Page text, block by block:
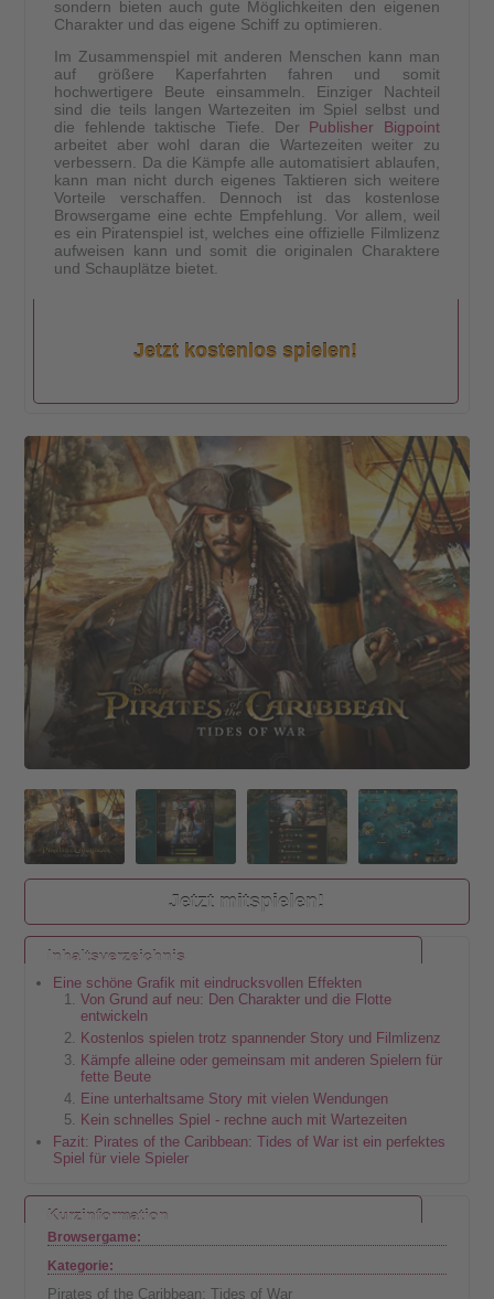
sondern bieten auch gute Möglichkeiten den eigenen
Charakter und das eigene Schiff zu optimieren.
Im Zusammenspiel mit anderen Menschen kann man
auf größere Kaperfahrten fahren und somit
hochwertigere Beute einsammeln. Einziger Nachteil
sind die teils langen Wartezeiten im Spiel selbst und
die fehlende taktische Tiefe. Der Publisher Bigpoint
arbeitet aber wohl daran die Wartezeiten weiter zu
verbessern. Da die Kämpfe alle automatisiert ablaufen,
kann man nicht durch eigenes Taktieren sich weitere
Vorteile verschaffen. Dennoch ist das kostenlose
Browsergame eine echte Empfehlung. Vor allem, weil
es ein Piratenspiel ist, welches eine offizielle Filmlizenz
aufweisen kann und somit die originalen Charaktere
und Schauplätze bietet.
Jetzt kostenlos spielen!
Jetzt mitspielen!
Inhaltsverzeichnis
Eine schöne Grafik mit eindrucksvollen Effekten
Von Grund auf neu: Den Charakter und die Flotte
entwickeln
Kostenlos spielen trotz spannender Story und Filmlizenz
Kämpfe alleine oder gemeinsam mit anderen Spielern für
fette Beute
Eine unterhaltsame Story mit vielen Wendungen
Kein schnelles Spiel - rechne auch mit Wartezeiten
Fazit: Pirates of the Caribbean: Tides of War ist ein perfektes
Spiel für viele Spieler
Kurzinformation
Browsergame:
Kategorie:
Pirates of the Caribbean: Tides of War